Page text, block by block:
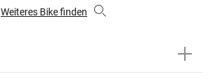
Weiteres Bike finden